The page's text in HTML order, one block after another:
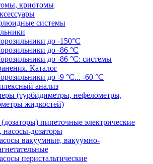
криотомы
системы
до -150°С
до -86 °C
до -86 °C: системы
Каталог
до -9 °C... -60 °C
анализ
(турбидиметры, нефелометры,
жидкостей)
пипеточные электрические
насосы-дозаторы
вакуумные, вакуумно-
перистальтические